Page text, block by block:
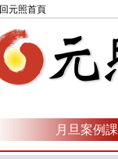
回元照首頁
月旦案例課